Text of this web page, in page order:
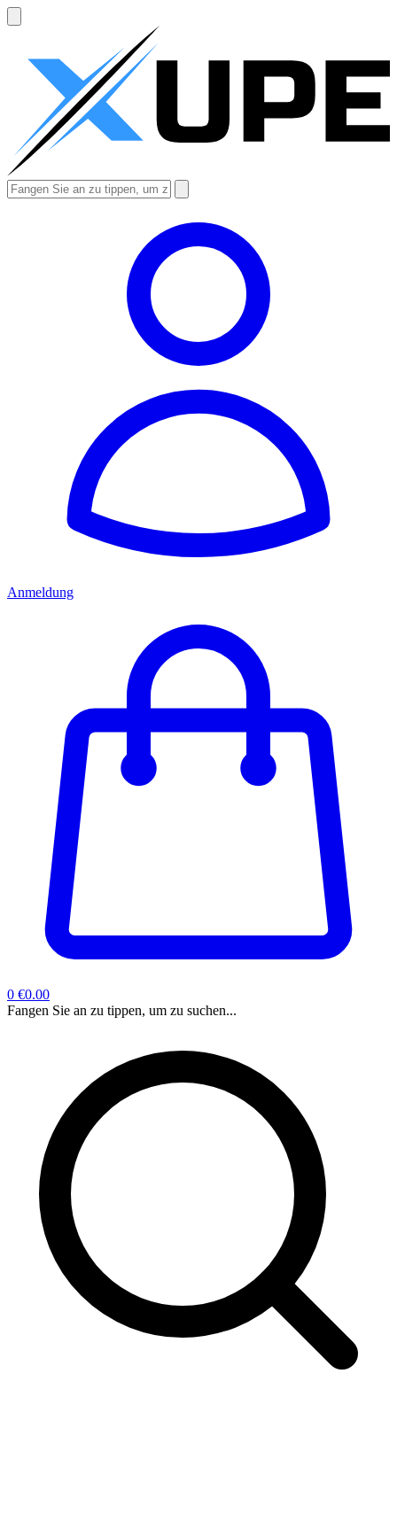
Anmeldung
0 €0.00
Fangen Sie an zu tippen, um zu suchen...